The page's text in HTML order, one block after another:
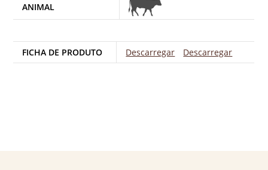
ANIMAL
FICHA DE PRODUTO Descarregar Descarregar